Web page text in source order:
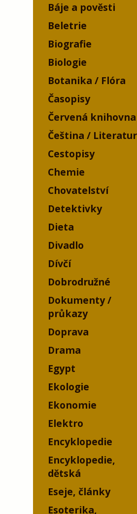
Báje a pověsti
Beletrie
Biografie
Biologie
Botanika / Flóra
Časopisy
Červená knihovna
Čeština /
Cestopisy
Chemie
Chovatelství
Detektivky
Dieta
Divadlo
Dívčí
Dobrodružné
Dokumenty /
průkazy
Doprava
Drama
Egypt
Ekologie
Ekonomie
Elektro
Encyklopedie
Encyklopedie,
dětská
Eseje, články
Esoterika,